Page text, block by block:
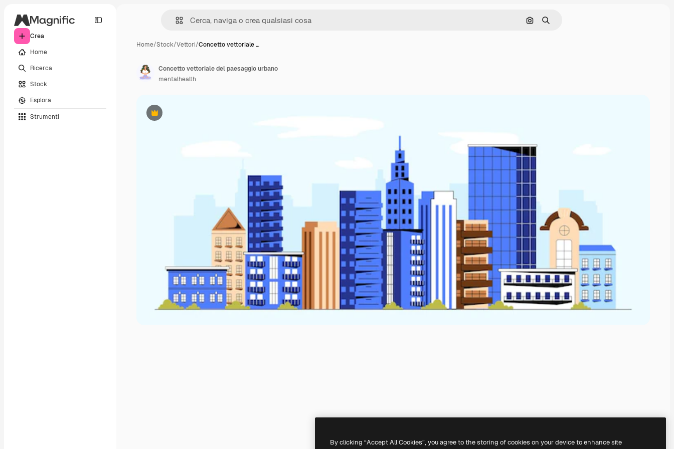
Crea
Home
Ricerca
Stock
Esplora
Strumenti
Cerca per immagine
Ricerca
Home/Stock/Vettori/Concetto vettoriale …
Premium
Concetto vettoriale del paesaggio urbano
mentalhealth
By clicking “Accept All Cookies”, you agree to the storing of cookies on your device to enhance site